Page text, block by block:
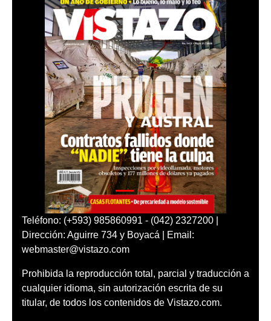
Teléfono: (+593) 985860991 - (042) 2327200 |
Dirección: Aguirre 734 y Boyacá | Email:
webmaster@vistazo.com
Prohibida la reproducción total, parcial y traducción a
cualquier idioma, sin autorización escrita de su
titular, de todos los contenidos de Vistazo.com.